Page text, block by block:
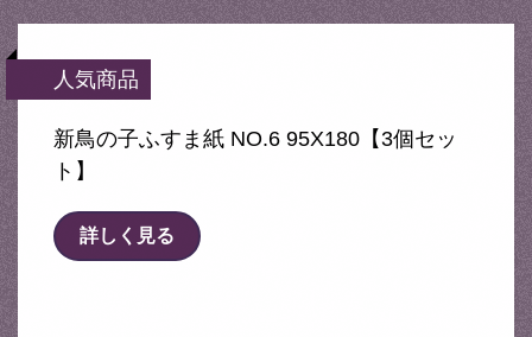
人気商品
新鳥の子ふすま紙 NO.6 95X180【3個セッ
ト】
詳しく見る